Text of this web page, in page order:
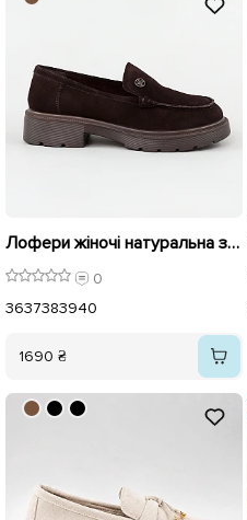
Лофери жіночі натуральна замша 596415 Коричневі
0
3637383940
1690 ₴